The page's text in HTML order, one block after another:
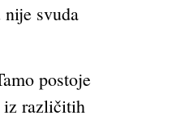
svuda
postoje
iz različitih